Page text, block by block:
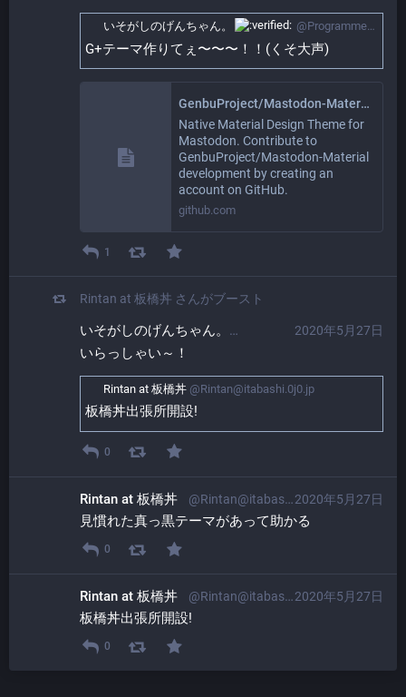
いそがしのげんちゃん。​ @ProgrammerGenboo@itabashi.0j0.jp
G+テーマ作りてぇ〜〜〜！！(くそ大声)
GenbuProject/Mastodon-Material
Native Material Design Theme for
Mastodon. Contribute to
GenbuProject/Mastodon-Material
development by creating an
account on GitHub.
github.com
1
Rintan at 板橋丼 さんがブースト
2020年5月27日
いそがしのげんちゃん。​
いらっしゃい～！
Rintan at 板橋丼 @Rintan@itabashi.0j0.jp
板橋丼出張所開設!
0
2020年5月27日
Rintan at 板橋丼 @Rintan@itabashi.0j0.jp
見慣れた真っ黒テーマがあって助かる
0
2020年5月27日
Rintan at 板橋丼 @Rintan@itabashi.0j0.jp
板橋丼出張所開設!
0